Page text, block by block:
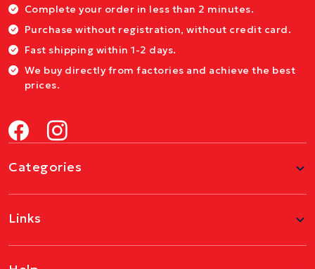
Complete your order in less than 2 minutes.
Purchase without registration, without credit card.
Fast shipping within 1-2 days.
We buy directly from factories and achieve the best
prices.
Categories
Links